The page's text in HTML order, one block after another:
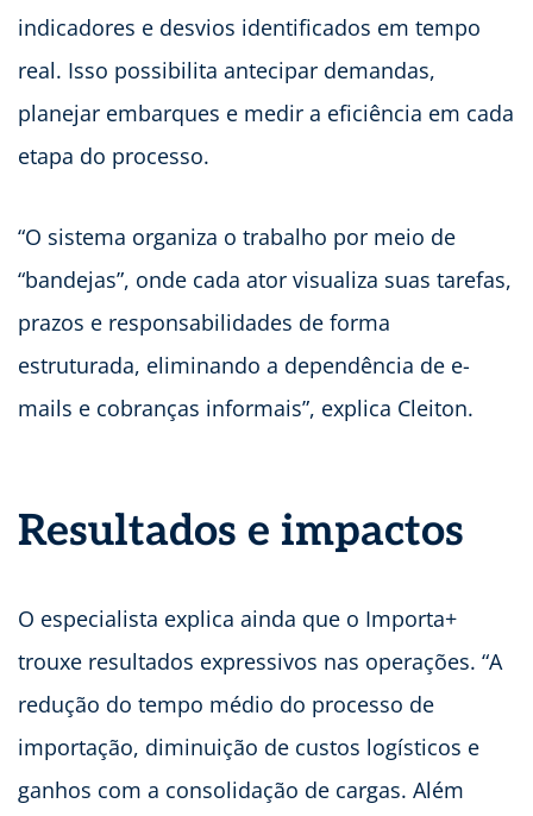
indicadores e desvios identificados em tempo
real. Isso possibilita antecipar demandas,
planejar embarques e medir a eficiência em cada
etapa do processo.
“O sistema organiza o trabalho por meio de
“bandejas”, onde cada ator visualiza suas tarefas,
prazos e responsabilidades de forma
estruturada, eliminando a dependência de e-
mails e cobranças informais”, explica Cleiton.
Resultados e impactos
O especialista explica ainda que o Importa+
trouxe resultados expressivos nas operações. “A
redução do tempo médio do processo de
importação, diminuição de custos logísticos e
ganhos com a consolidação de cargas. Além